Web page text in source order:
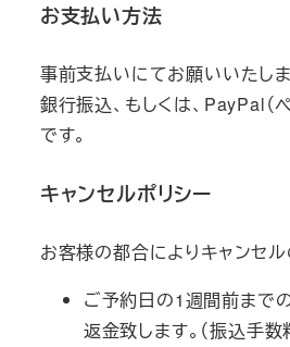
お支払い方法
事前支払いにてお願いいたしま
銀行振込、もしくは、PayPal（
です。
キャンセルポリシー
お客様の都合によりキャンセル
ご予約日の1週間前まで
返金致します。（振込手数